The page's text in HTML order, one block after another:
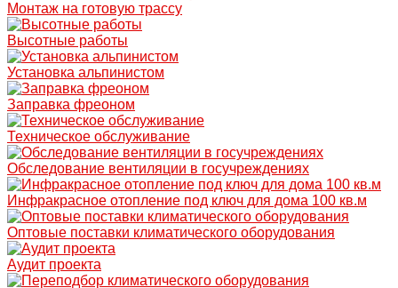
Монтаж на готовую трассу
Высотные работы
Установка альпинистом
Заправка фреоном
Техническое обслуживание
Обследование вентиляции в госучреждениях
Инфракрасное отопление под ключ для дома 100 кв.м
Оптовые поставки климатического оборудования
Аудит проекта